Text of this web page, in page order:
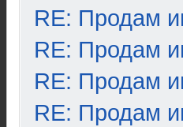
RE: Продам
RE: Продам
RE: Продам
RE: Продам